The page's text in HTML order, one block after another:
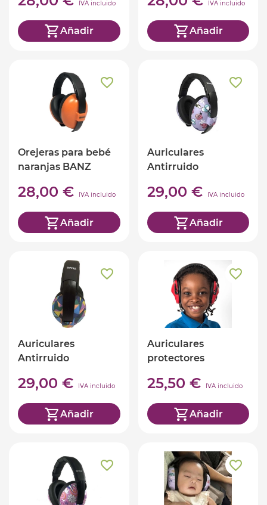
IVA incluido
Añadir
IVA incluido
Añadir
Orejeras para bebé
naranjas BANZ
28,00 € IVA incluido
Añadir
Auriculares
Antirruido
29,00 € IVA incluido
Añadir
Auriculares
Antirruido
29,00 € IVA incluido
Añadir
Auriculares
protectores
25,50 € IVA incluido
Añadir